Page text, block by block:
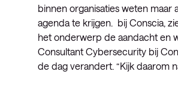
binnen organisaties weten
agenda te krijgen. bij Conscia,
het onderwerp de aandacht en
Consultant Cybersecurity bij
de dag verandert. “Kijk daarom